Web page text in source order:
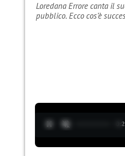
Loredana Errore canta il
pubblico. Ecco cos’è